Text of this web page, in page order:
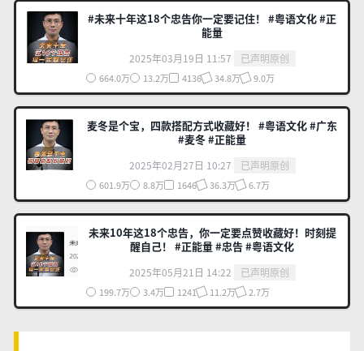
#未来十年这18个忠告你一定要记住！ #粤语文化 #正
能量
2025年03月19日 11:57 已声明原创
664.0万 13.2万 4136 34.8万 9.0万
麦冬是个宝，四款搭配方式收藏好！ #粤语文化 #广东
#麦冬 #正能量
2025年02月27日 10:27 已声明原创
601.9万 8.8万 1646 36.3万 6.7万
未来10年这18个忠告，你一定要点赞收藏好！时刻提
醒自己！ #正能量 #忠告 #粤语文化
2025年05月21日 14:22 已声明原创
199.7万 3.4万 1241 11.2万 2.7万